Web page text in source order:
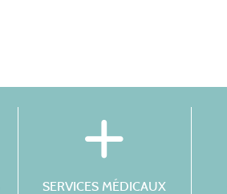
SERVICES MÉDICAUX